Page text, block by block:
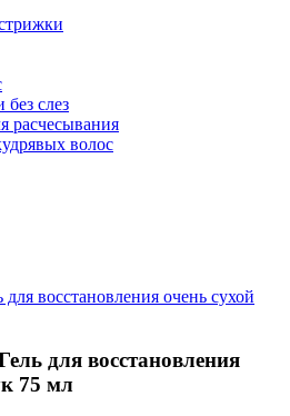
слез
расчесывания
волос
для восстановления
75 мл